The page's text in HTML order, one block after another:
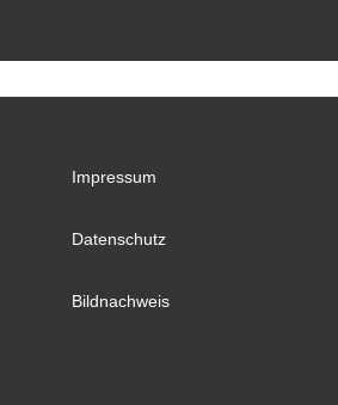
Impressum
Datenschutz
Bildnachweis